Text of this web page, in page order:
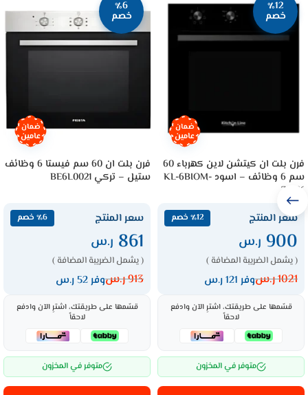
٪12
خصم
ضمان
عامين
فرن بلت ان كيتشن لاين كهرباء 60
سم 6 وظائف – اسود KL-6BIOM-
70BK
سعر المنتج ٪12 خصم
900 ر.س
( يشمل الضريبة المضافة )
1021ر.سوفر 121 ر.س
قسّمها على طريقتك، اشترِ الآن وادفع
لاحقاً
متوفر في المخزون
٪6
خصم
ضمان
عامين
فرن بلت ان 60 سم فيستا 6 وظائف
ستيل – تركي BE6L0021
سعر المنتج ٪6 خصم
861 ر.س
( يشمل الضريبة المضافة )
913ر.سوفر 52 ر.س
قسّمها على طريقتك، اشترِ الآن وادفع
لاحقاً
متوفر في المخزون